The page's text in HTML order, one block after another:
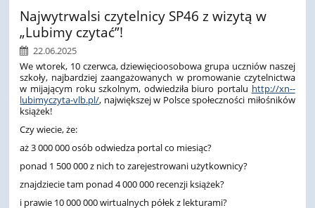
Najwytrwalsi czytelnicy SP46 z wizytą w
„Lubimy czytać”!
22.06.2025
We wtorek, 10 czerwca, dziewięcioosobowa grupa uczniów naszej
szkoły, najbardziej zaangażowanych w promowanie czytelnictwa
w mijającym roku szkolnym, odwiedziła biuro portalu http://xn--
lubimyczyta-vlb.pl/, największej w Polsce społeczności miłośników
książek!
Czy wiecie, że:
aż 3 000 000 osób odwiedza portal co miesiąc?
ponad 1 500 000 z nich to zarejestrowani użytkownicy?
znajdziecie tam ponad 4 000 000 recenzji książek?
i prawie 10 000 000 wirtualnych półek z lekturami?